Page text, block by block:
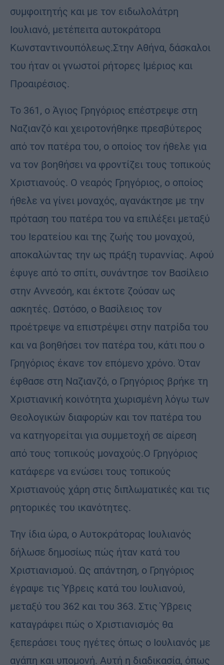
συμφοιτητής και με τον ειδωλολάτρη
Ιουλιανό, μετέπειτα αυτοκράτορα
Κωνσταντινουπόλεως.Στην Αθήνα, δάσκαλοι
του ήταν οι γνωστοί ρήτορες Ιμέριος και
Προαιρέσιος.
Το 361, ο Άγιος Γρηγόριος επέστρεψε στη
Ναζιανζό και χειροτονήθηκε πρεσβύτερος
από τον πατέρα του, ο οποίος τον ήθελε για
να τον βοηθήσει να φροντίζει τους τοπικούς
Χριστιανούς. Ο νεαρός Γρηγόριος, ο οποίος
ήθελε να γίνει μοναχός, αγανάκτησε με την
πρόταση του πατέρα του να επιλέξει μεταξύ
του Ιερατείου και της ζωής του μοναχού,
αποκαλώντας την ως πράξη τυραννίας. Αφού
έφυγε από το σπίτι, συνάντησε τον Βασίλειο
στην Αννεσόη, και έκτοτε ζούσαν ως
ασκητές. Ωστόσο, ο Βασίλειος τον
προέτρεψε να επιστρέψει στην πατρίδα του
και να βοηθήσει τον πατέρα του, κάτι που ο
Γρηγόριος έκανε τον επόμενο χρόνο. Όταν
έφθασε στη Ναζιανζό, ο Γρηγόριος βρήκε τη
Χριστιανική κοινότητα χωρισμένη λόγω των
Θεολογικών διαφορών και τον πατέρα του
να κατηγορείται για συμμετοχή σε αίρεση
από τους τοπικούς μοναχούς.Ο Γρηγόριος
κατάφερε να ενώσει τους τοπικούς
Χριστιανούς χάρη στις διπλωματικές και τις
ρητορικές του ικανότητες.
Την ίδια ώρα, ο Αυτοκράτορας Ιουλιανός
δήλωσε δημοσίως πώς ήταν κατά του
Χριστιανισμού. Ως απάντηση, ο Γρηγόριος
έγραψε τις Ύβρεις κατά του Ιουλιανού,
μεταξύ του 362 και του 363. Στις Ύβρεις
καταγράφει πώς ο Χριστιανισμός θα
ξεπεράσει τους ηγέτες όπως ο Ιουλιανός με
αγάπη και υπομονή. Αυτή η διαδικασία, όπως